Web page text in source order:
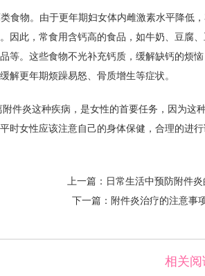
食物。由于更年期妇女体内雌激素水平降低
因此，常食用含钙高的食品，如牛奶、豆腐
等。这些食物不光补充钙质，缓解缺钙的烦
解更年期烦躁易怒、骨质增生等症状。
附件炎这种疾病，是女性的首要任务，因为这
时女性应该注意自己的身体保健，合理的进
上一篇： 日常生活中预防附件
下一篇： 附件炎治疗的注意事
相关阅